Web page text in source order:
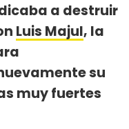
a destruir
Luis Majul, la
su
muy fuertes